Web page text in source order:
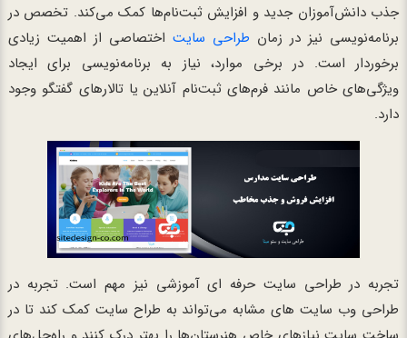
جذب دانش‌آموزان جدید و افزایش ثبت‌نام‌ها کمک می‌کند. تخصص در
برنامه‌نویسی نیز در زمان طراحی سایتاختصاصی از اهمیت زیادی
برخوردار است. در برخی موارد، نیاز به برنامه‌نویسی برای ایجاد
ویژگی‌های خاص مانند فرم‌های ثبت‌نام آنلاین یا تالارهای گفتگو وجود
دارد.
تجربه در طراحی سایت حرفه ای آموزشی نیز مهم است. تجربه در
طراحی وب‌ سایت‌ های مشابه می‌تواند به طراح سایت کمک کند تا در